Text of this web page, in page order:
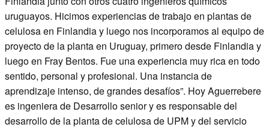
uruguayos. Hicimos experiencias de trabajo en plantas de
celulosa en Finlandia y luego nos incorporamos al equipo de
proyecto de la planta en Uruguay, primero desde Finlandia y
luego en Fray Bentos. Fue una experiencia muy rica en todo
sentido, personal y profesional. Una instancia de
aprendizaje intenso, de grandes desafíos”. Hoy Aguerrebere
es ingeniera de Desarrollo senior y es responsable del
desarrollo de la planta de celulosa de UPM y del servicio